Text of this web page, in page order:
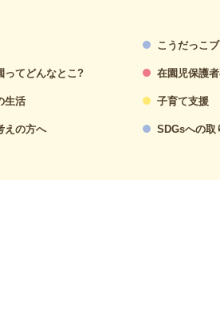
ってどんなとこ?
生活
えの方へ
こうだっこ
在園児保護
子育て支援
SDGsへの取